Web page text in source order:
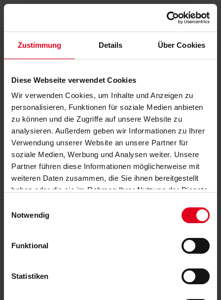
Zustimmung Details Über Cookies
Diese Webseite verwendet Cookies
Wir verwenden Cookies, um Inhalte und Anzeigen zu
personalisieren, Funktionen für soziale Medien anbieten
zu können und die Zugriffe auf unsere Website zu
analysieren. Außerdem geben wir Informationen zu Ihrer
Verwendung unserer Website an unsere Partner für
soziale Medien, Werbung und Analysen weiter. Unsere
Partner führen diese Informationen möglicherweise mit
weiteren Daten zusammen, die Sie ihnen bereitgestellt
haben oder die sie im Rahmen Ihrer Nutzung der Dienste
Notwendig
Funktional
Statistiken